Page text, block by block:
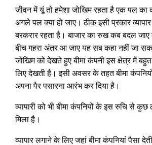
जीवन में यूं तो हमेशा जोखिम रहता है एक पल का
अगले पल क्या हो जाए। ठीक इसी प्रकार
बरकरार रहता है। बाजार का रुख कब बदल जाए
बीच गहरा अंतर आ जाए यह सब कहा नहीं जा
जोखिम को देखते हुए बीमा कंपनी इस क्षेत्र में
लिए देखती है। इसी अवसर के तहत बीमा कंपनियों
अपना पैर पसारना आरंभ कर दिया है।
व्यापारी को भी बीमा कंपनियों के इस रुचि से कुछ
मिला है।
व्यापार लगाने के लिए जहां बीमा कंपनियां पैसा